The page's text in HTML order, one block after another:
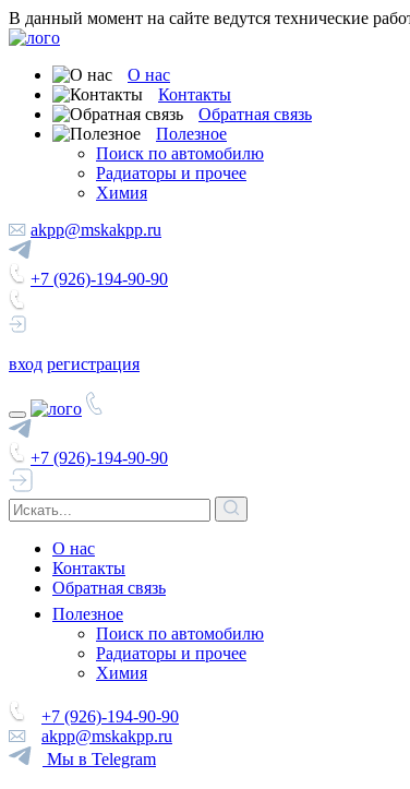
В данный момент на сайте ведутся технические
О нас
Контакты
Обратная связь
Полезное
Поиск по автомобилю
Радиаторы и прочее
Химия
akpp@mskakpp.ru
+7 (926)-194-90-90
вход регистрация
+7 (926)-194-90-90
О нас
Контакты
Обратная связь
Полезное
Поиск по автомобилю
Радиаторы и прочее
Химия
+7 (926)-194-90-90
akpp@mskakpp.ru
Мы в Telegram